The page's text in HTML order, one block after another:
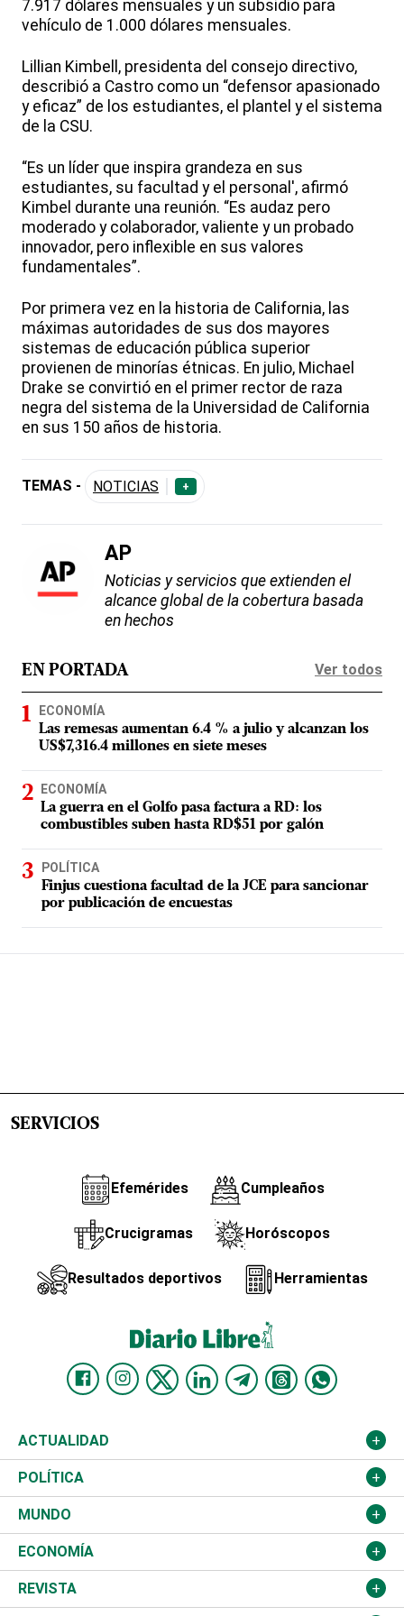
7.917 dólares mensuales y un subsidio para
vehículo de 1.000 dólares mensuales.
Lillian Kimbell, presidenta del consejo directivo,
describió a Castro como un “defensor apasionado
y eficaz” de los estudiantes, el plantel y el sistema
de la CSU.
“Es un líder que inspira grandeza en sus
estudiantes, su facultad y el personal', afirmó
Kimbel durante una reunión. “Es audaz pero
moderado y colaborador, valiente y un probado
innovador, pero inflexible en sus valores
fundamentales”.
Por primera vez en la historia de California, las
máximas autoridades de sus dos mayores
sistemas de educación pública superior
provienen de minorías étnicas. En julio, Michael
Drake se convirtió en el primer rector de raza
negra del sistema de la Universidad de California
en sus 150 años de historia.
TEMAS - NOTICIAS +
AP
Noticias y servicios que extienden el
alcance global de la cobertura basada
en hechos
EN PORTADA Ver todos
ECONOMÍA
Las remesas aumentan 6.4 % a julio y alcanzan los
US$7,316.4 millones en siete meses
ECONOMÍA
La guerra en el Golfo pasa factura a RD: los
combustibles suben hasta RD$51 por galón
POLÍTICA
Finjus cuestiona facultad de la JCE para sancionar
por publicación de encuestas
SERVICIOS
Efemérides Cumpleaños
Crucigramas Horóscopos
Resultados deportivos Herramientas
ACTUALIDAD
Nacional
Ciudad
Educación
Salud
POLÍTICA
Partidos
JCE
TSE
MUNDO
Estados Unidos
América Latina
ECONOMÍA
Finanzas
REVISTA